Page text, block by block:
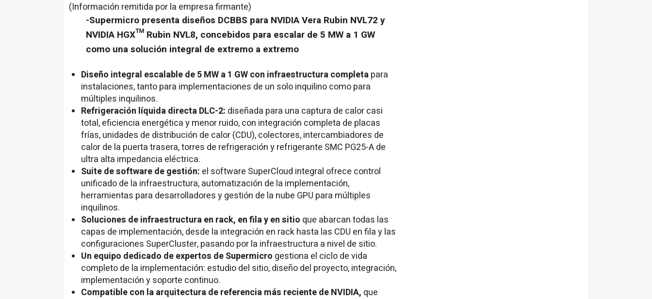
(Información remitida por la empresa firmante)
-Supermicro presenta diseños DCBBS para NVIDIA Vera Rubin NVL72 y
NVIDIA HGX™ Rubin NVL8, concebidos para escalar de 5 MW a 1 GW
como una solución integral de extremo a extremo
Diseño integral escalable de 5 MW a 1 GW con infraestructura completapara
instalaciones, tanto para implementaciones de un solo inquilino como para
múltiples inquilinos.
Refrigeración líquida directa DLC-2: diseñada para una captura de calor casi
total, eficiencia energética y menor ruido, con integración completa de placas
frías, unidades de distribución de calor (CDU), colectores, intercambiadores de
calor de la puerta trasera, torres de refrigeración y refrigerante SMC PG25-A de
ultra alta impedancia eléctrica.
Suite de software de gestión: el software SuperCloud integral ofrece control
unificado de la infraestructura, automatización de la implementación,
herramientas para desarrolladores y gestión de la nube GPU para múltiples
inquilinos.
Soluciones de infraestructura en rack, en fila y en sitio que abarcan todas las
capas de implementación, desde la integración en rack hasta las CDU en fila y las
configuraciones SuperCluster, pasando por la infraestructura a nivel de sitio.
Un equipo dedicado de expertos de Supermicro gestiona el ciclo de vida
completo de la implementación: estudio del sitio, diseño del proyecto, integración,
implementación y soporte continuo.
Compatible con la arquitectura de referencia más reciente de NVIDIA, que